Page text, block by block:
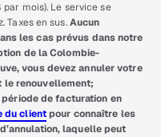
mois). Le service se
Taxes en sus.Aucun
les cas prévus dans notre
de la Colombie-
vous devez annuler votre
le renouvellement;
de facturation en
du clientpour connaître les
laquelle peut